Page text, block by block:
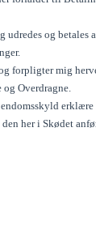
og betales
forpligter mig
Overdragne.
her i Skødet